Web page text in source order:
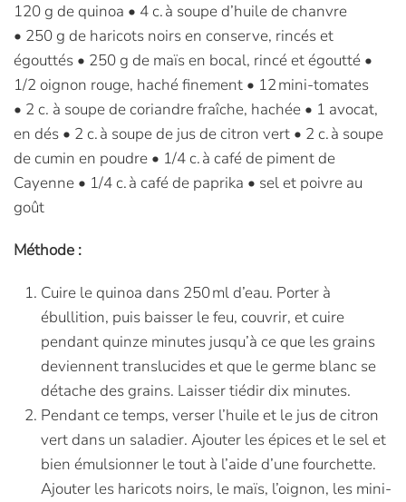
120 g de quinoa • 4 c. à soupe d’huile de chanvre
• 250 g de haricots noirs en conserve, rincés et
égouttés • 250 g de maïs en bocal, rincé et égoutté •
1/2 oignon rouge, haché finement • 12 mini-tomates
• 2 c. à soupe de coriandre fraîche, hachée • 1 avocat,
en dés • 2 c. à soupe de jus de citron vert • 2 c. à soupe
de cumin en poudre • 1/4 c. à café de piment de
Cayenne • 1/4 c. à café de paprika • sel et poivre au
goût
Méthode :
Cuire le quinoa dans 250 ml d’eau. Porter à
ébullition, puis baisser le feu, couvrir, et cuire
pendant quinze minutes jusqu’à ce que les grains
deviennent translucides et que le germe blanc se
détache des grains. Laisser tiédir dix minutes.
Pendant ce temps, verser l’huile et le jus de citron
vert dans un saladier. Ajouter les épices et le sel et
bien émulsionner le tout à l’aide d’une fourchette.
Ajouter les haricots noirs, le maïs, l’oignon, les mini-